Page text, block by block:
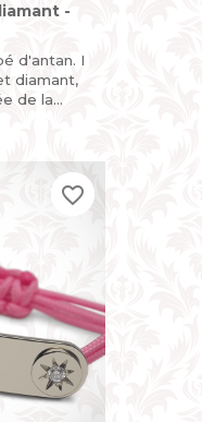
-
d'antan. I
diamant,
de la
favorite_border
favorite_border
favorite_border